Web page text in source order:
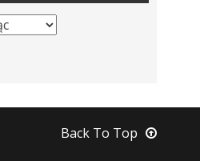
Back To Top